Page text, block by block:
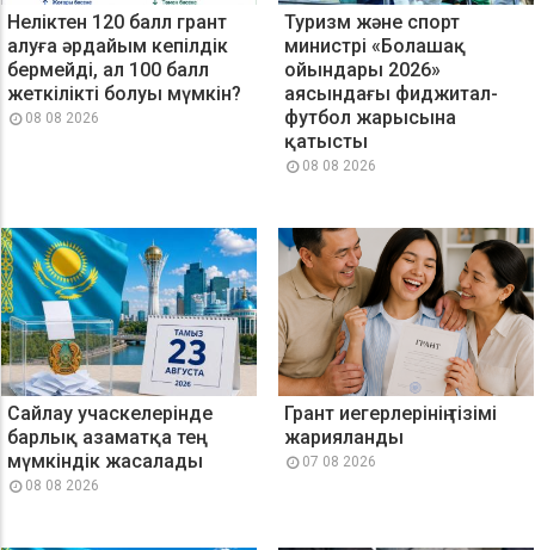
Неліктен 120 балл грант
алуға әрдайым кепілдік
бермейді, ал 100 балл
жеткілікті болуы мүмкін?
08 08 2026
Туризм және спорт
министрі «Болашақ
ойындары 2026»
аясындағы фиджитал-
футбол жарысына
қатысты
08 08 2026
Сайлау учаскелерінде
барлық азаматқа тең
мүмкіндік жасалады
08 08 2026
Грант иегерлерінің тізімі
жарияланды
07 08 2026